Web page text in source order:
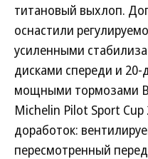
титановый выхлоп.
оснастили
усиленными
дисками спереди и
мощными тормозами
Michelin Pilot Sport Cup
доработок:
пересмотренный